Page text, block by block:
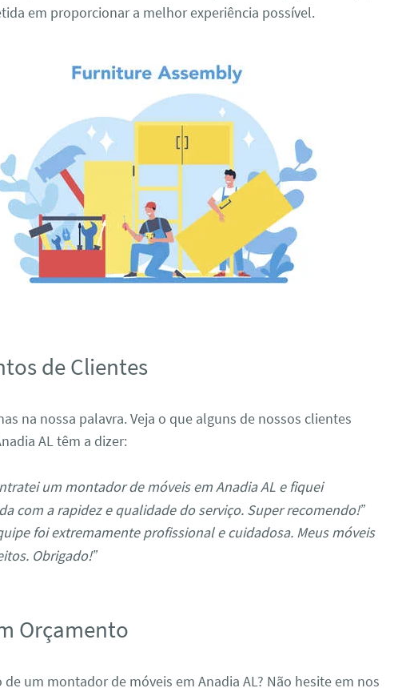
em proporcionar a melhor experiência possível.
de Clientes
na nossa palavra. Veja o que alguns de nossos clientes
AL têm a dizer:
um montador de móveis em Anadia AL e fiquei
com a rapidez e qualidade do serviço. Super recomendo!”
foi extremamente profissional e cuidadosa. Meus móveis
Obrigado!”
Orçamento
de um montador de móveis em Anadia AL? Não hesite em nos